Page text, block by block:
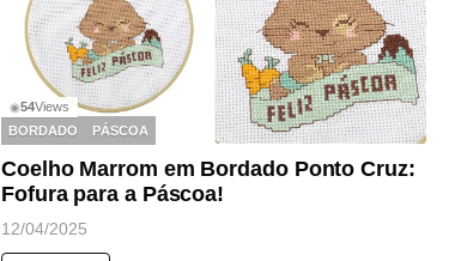
◉54Views
BORDADO
PÁSCOA
Coelho Marrom em Bordado Ponto Cruz:
Fofura para a Páscoa!
12/04/2025